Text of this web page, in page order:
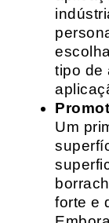
tipo de
Um
forte e